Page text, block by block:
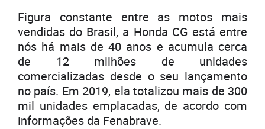
Figura constante entre as motos mais
vendidas do Brasil, a Honda CG está entre
nós há mais de 40 anos e acumula cerca
de 12 milhões de unidades
comercializadas desde o seu lançamento
no país. Em 2019, ela totalizou mais de 300
mil unidades emplacadas, de acordo com
informações da Fenabrave.